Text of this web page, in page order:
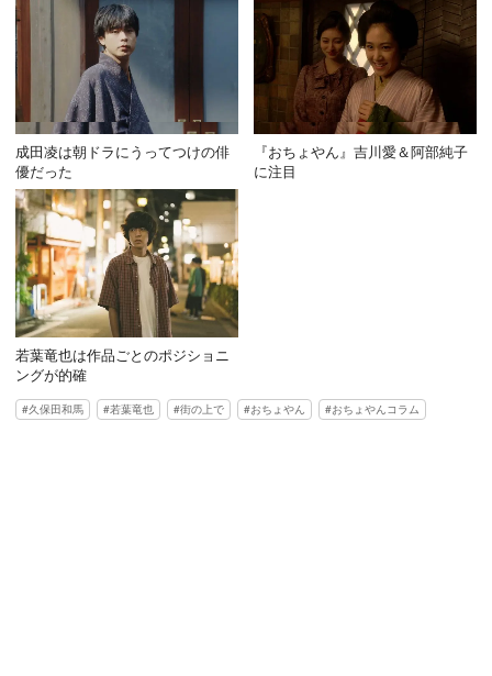
成田凌は朝ドラにうってつけの俳
優だった
『おちょやん』吉川愛＆阿部純子
に注目
若葉竜也は作品ごとのポジショニ
ングが的確
久保田和馬 若葉竜也 街の上で おちょやん おちょやんコラム